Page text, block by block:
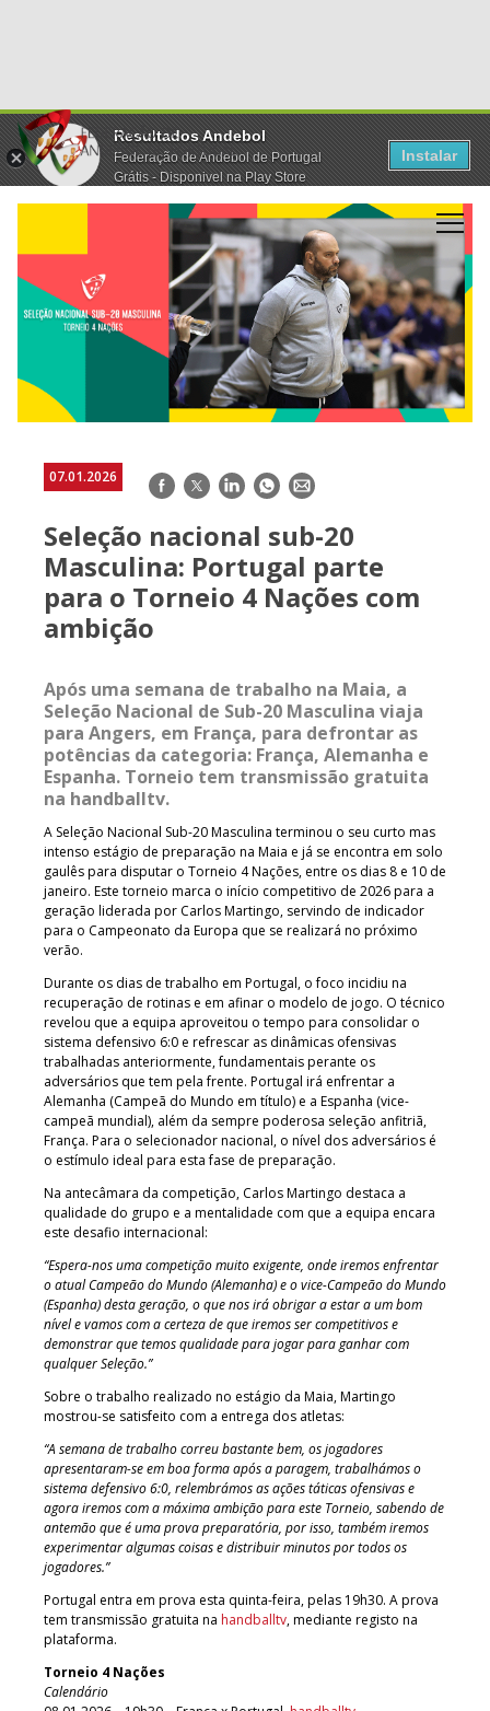
Resultados Andebol
Federação de Andebol de Portugal
Grátis - Disponivel na Play Store
Instalar
07.01.2026 Facebook
TwitterLinkedInWhatsApp
E-
Seleção nacional sub-20
Masculina: Portugal parte
para o Torneio 4 Nações com
ambição
Após uma semana de trabalho na Maia, a
Seleção Nacional de Sub-20 Masculina viaja
para Angers, em França, para defrontar as
potências da categoria: França, Alemanha e
Espanha. Torneio tem transmissão gratuita
na handballtv.
A Seleção Nacional Sub-20 Masculina terminou o seu curto mas
intenso estágio de preparação na Maia e já se encontra em solo
gaulês para disputar o Torneio 4 Nações, entre os dias 8 e 10 de
janeiro. Este torneio marca o início competitivo de 2026 para a
geração liderada por Carlos Martingo, servindo de indicador
para o Campeonato da Europa que se realizará no próximo
verão.
Durante os dias de trabalho em Portugal, o foco incidiu na
recuperação de rotinas e em afinar o modelo de jogo. O técnico
revelou que a equipa aproveitou o tempo para consolidar o
sistema defensivo 6:0 e refrescar as dinâmicas ofensivas
trabalhadas anteriormente, fundamentais perante os
adversários que tem pela frente. Portugal irá enfrentar a
Alemanha (Campeã do Mundo em título) e a Espanha (vice-
campeã mundial), além da sempre poderosa seleção anfitriã,
França. Para o selecionador nacional, o nível dos adversários é
o estímulo ideal para esta fase de preparação.
Na antecâmara da competição, Carlos Martingo destaca a
qualidade do grupo e a mentalidade com que a equipa encara
este desafio internacional:
“Espera-nos uma competição muito exigente, onde iremos enfrentar
o atual Campeão do Mundo (Alemanha) e o vice-Campeão do Mundo
(Espanha) desta geração, o que nos irá obrigar a estar a um bom
nível e vamos com a certeza de que iremos ser competitivos e
demonstrar que temos qualidade para jogar para ganhar com
qualquer Seleção.”
Sobre o trabalho realizado no estágio da Maia, Martingo
mostrou-se satisfeito com a entrega dos atletas:
“A semana de trabalho correu bastante bem, os jogadores
apresentaram-se em boa forma após a paragem, trabalhámos o
sistema defensivo 6:0, relembrámos as ações táticas ofensivas e
agora iremos com a máxima ambição para este Torneio, sabendo de
antemão que é uma prova preparatória, por isso, também iremos
experimentar algumas coisas e distribuir minutos por todos os
jogadores.”
Portugal entra em prova esta quinta-feira, pelas 19h30. A prova
tem transmissão gratuita na handballtv, mediante registo na
plataforma.
Torneio 4 Nações
Calendário